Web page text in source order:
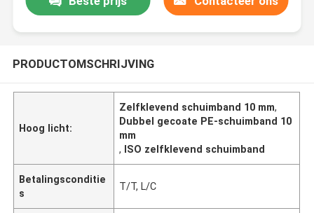
PRODUCTOMSCHRIJVING
Hoog licht:
Zelfklevend schuimband 10 mm,
Dubbel gecoate PE-schuimband 10
mm
, ISO zelfklevend schuimband
Betalingsconditie
s
T/T, L/C